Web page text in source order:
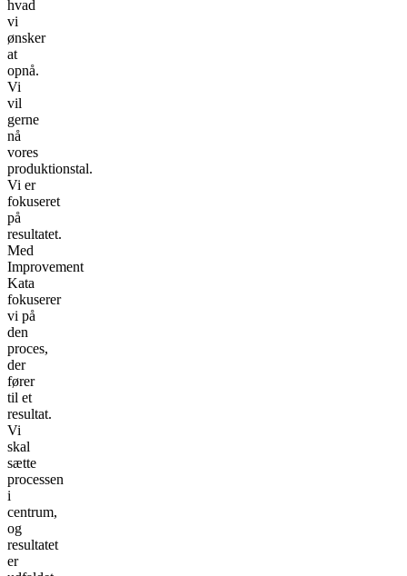
hvad
vi
ønsker
at
opnå.
Vi
vil
gerne
nå
vores
produktionstal.
Vi er
fokuseret
på
resultatet.
Med
Improvement
Kata
fokuserer
vi på
den
proces,
der
fører
til et
resultat.
Vi
skal
sætte
processen
i
centrum,
og
resultatet
er